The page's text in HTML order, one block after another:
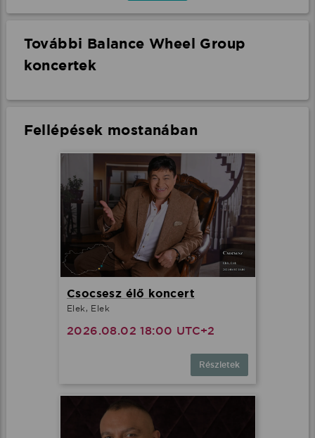
További Balance Wheel Group
koncertek
Fellépések mostanában
Csocsesz élő koncert
Elek, Elek
2026.08.02 18:00 UTC+2
Részletek